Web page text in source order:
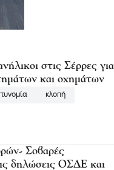
στις Σέρρες για
και οχημάτων
κλοπή
Σοβαρές
δηλώσεις ΟΣΔΕ και